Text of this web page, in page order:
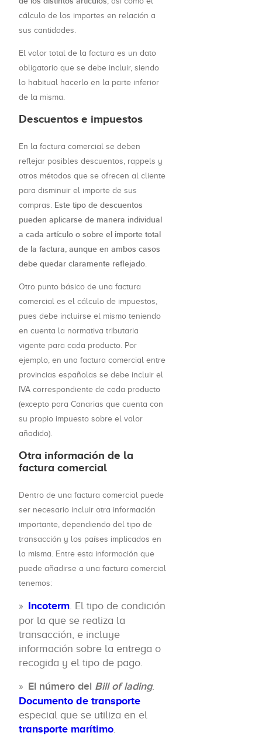
cálculo de los importes en relación a
sus cantidades.
El valor total de la factura es un dato
obligatorio que se debe incluir, siendo
lo habitual hacerlo en la parte inferior
de la misma.
Descuentos e impuestos
En la factura comercial se deben
reflejar posibles descuentos, rappels y
otros métodos que se ofrecen al cliente
para disminuir el importe de sus
compras. Este tipo de descuentos
pueden aplicarse de manera individual
a cada artículo o sobre el importe total
de la factura, aunque en ambos casos
debe quedar claramente reflejado.
Otro punto básico de una factura
comercial es el cálculo de impuestos,
pues debe incluirse el mismo teniendo
en cuenta la normativa tributaria
vigente para cada producto. Por
ejemplo, en una factura comercial entre
provincias españolas se debe incluir el
IVA correspondiente de cada producto
(excepto para Canarias que cuenta con
su propio impuesto sobre el valor
añadido).
Otra información de la
factura comercial
Dentro de una factura comercial puede
ser necesario incluir otra información
importante, dependiendo del tipo de
transacción y los países implicados en
la misma. Entre esta información que
puede añadirse a una factura comercial
tenemos:
Incoterm. El tipo de condición
por la que se realiza la
transacción, e incluye
información sobre la entrega o
recogida y el tipo de pago.
El número del Bill of lading.
Documento de transporte
especial que se utiliza en el
transporte marítimo.